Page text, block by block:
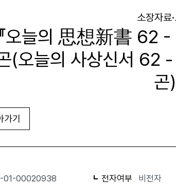
소장자료
『오늘의 思想新書 62 -
(오늘의 사상신서 62
곤)
기
01-00020938 전자여부 비전자